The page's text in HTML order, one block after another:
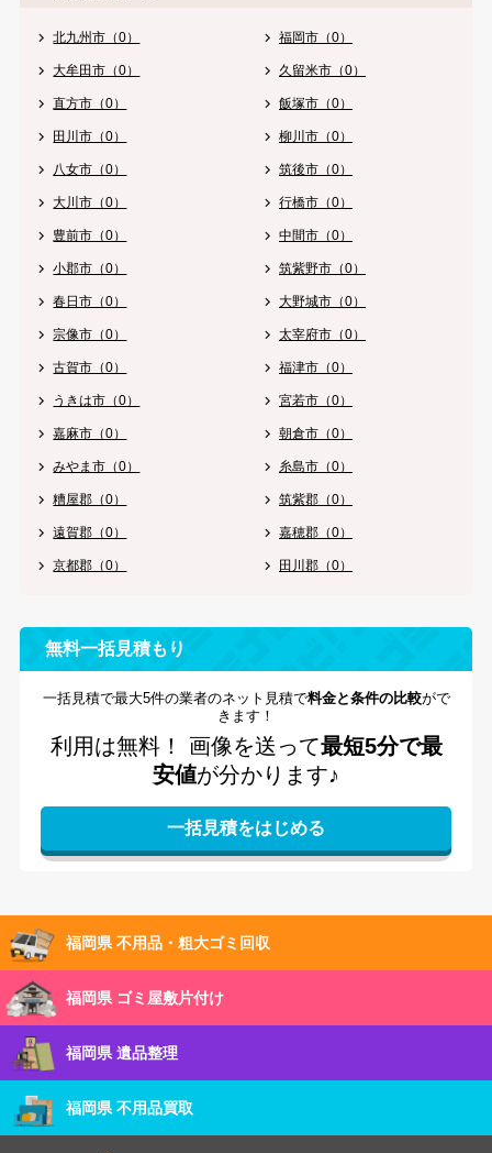
北九州市（0） 福岡市（0）
大牟田市（0） 久留米市（0）
直方市（0） 飯塚市（0）
田川市（0） 柳川市（0）
八女市（0） 筑後市（0）
大川市（0） 行橋市（0）
豊前市（0） 中間市（0）
小郡市（0） 筑紫野市（0）
春日市（0） 大野城市（0）
宗像市（0） 太宰府市（0）
古賀市（0） 福津市（0）
うきは市（0） 宮若市（0）
嘉麻市（0） 朝倉市（0）
みやま市（0） 糸島市（0）
糟屋郡（0） 筑紫郡（0）
遠賀郡（0） 嘉穂郡（0）
京都郡（0） 田川郡（0）
無料一括見積もり
一括見積で最大5件の業者のネット見積で料金と条件の比較がで
きます！
利用は無料！ 画像を送って最短5分で最
安値が分かります♪
福岡県 不用品・粗大ゴミ回収
福岡県 ゴミ屋敷片付け
福岡県 遺品整理
福岡県 不用品買取